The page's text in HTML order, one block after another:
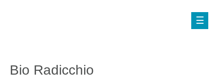
Bio Radicchio